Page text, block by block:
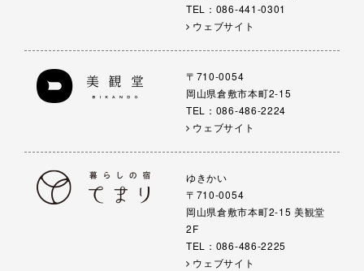
TEL：086-441-0301
ウェブサイト
〒710-0054
岡山県倉敷市本町2-15
TEL：086-486-2224
ウェブサイト
ゆきかい
〒710-0054
岡山県倉敷市本町2-15 美観堂
2F
TEL：086-486-2225
ウェブサイト